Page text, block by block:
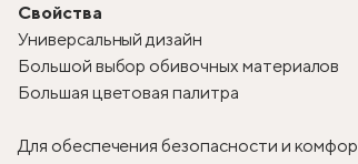
Свойства
Универсальный дизайн
Большой выбор обивочных материалов
Большая цветовая палитра
Для обеспечения безопасности и